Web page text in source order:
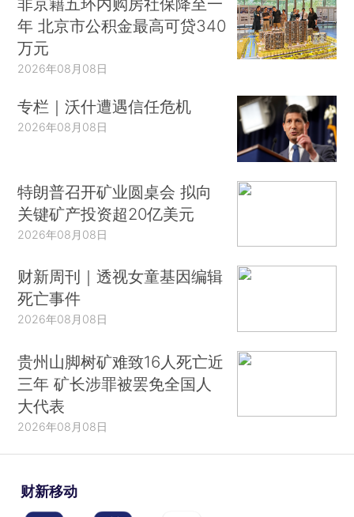
年 北京市公积金最高可贷340
万元
2026年08月08日
专栏｜沃什遭遇信任危机
2026年08月08日
特朗普召开矿业圆桌会 拟向
关键矿产投资超20亿美元
2026年08月08日
财新周刊｜透视女童基因编辑
死亡事件
2026年08月08日
贵州山脚树矿难致16人死亡近
三年 矿长涉罪被罢免全国人
大代表
2026年08月08日
财新移动